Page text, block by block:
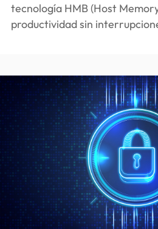
tecnología HMB (Host
productividad sin